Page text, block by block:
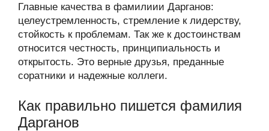
Главные качества в фамилиии Дарганов:
целеустремленность, стремление к лидерству,
стойкость к проблемам. Так же к достоинствам
относится честность, принципиальность и
открытость. Это верные друзья, преданные
соратники и надежные коллеги.
Как правильно пишется фамилия
Дарганов